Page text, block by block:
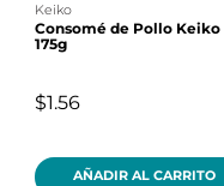
keiko
Consomé de Pollo Keiko
175g
$1.56
AÑADIR AL CARRITO